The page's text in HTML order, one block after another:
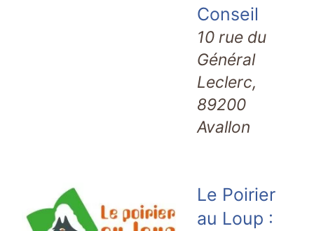
Conseil
10 rue du
Général
Leclerc,
89200
Avallon
Le Poirier
au Loup :